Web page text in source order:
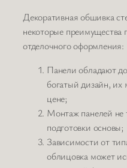
Декоративная обшивка
некоторые преимущества
отделочного оформления:
Панели обладают
богатый дизайн,
цене;
Монтаж панелей не
подготовки основы;
Зависимости от
облицовка может